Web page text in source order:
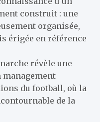
construit : une
organisée,
érigée en référence
révèle une
management
du football, où la
de la